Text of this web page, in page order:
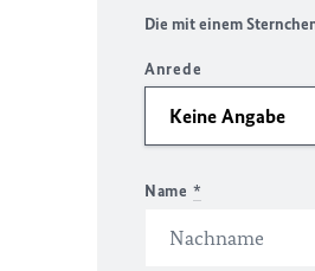
Die mit einem
Anrede
Name *